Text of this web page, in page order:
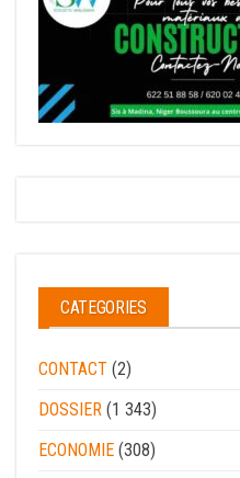
CATEGORIES
CONTACT (2)
DOSSIER (1 343)
ECONOMIE (308)